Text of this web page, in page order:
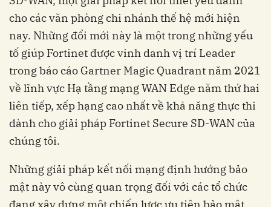
cho các văn phòng chi nhánh thế hệ mới hiện
nay. Những đổi mới này là một trong những yếu
tố giúp Fortinet được vinh danh vị trí Leader
trong báo cáo Gartner Magic Quadrant năm 2021
về lĩnh vực Hạ tầng mạng WAN Edge năm thứ hai
liên tiếp, xếp hạng cao nhất về khả năng thực thi
dành cho giải pháp Fortinet Secure SD-WAN của
chúng tôi.
Những giải pháp kết nối mạng định hướng bảo
mật này vô cùng quan trọng đối với các tổ chức